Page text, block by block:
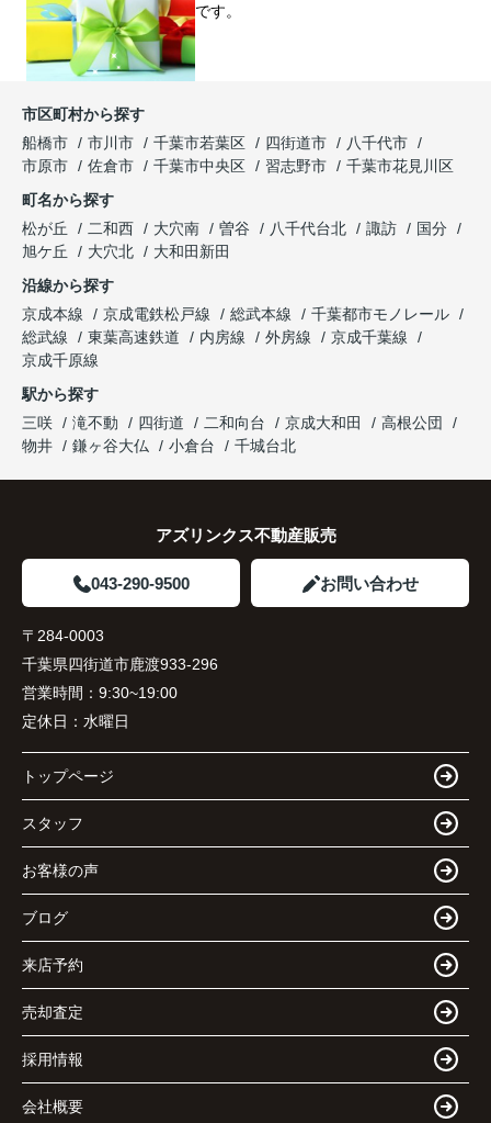
です。
市区町村から探す
船橋市
市川市 千葉市若葉区 四街道市
八千代市
市原市
佐倉市 千葉市中央区 習志野市
千葉市花見川区
町名から探す
松が丘
二和西 大穴南 曽谷 八千代台北 諏訪
国分
旭ケ丘
大穴北
大和田新田
沿線から探す
京成本線
京成電鉄松戸線 総武本線
千葉都市モノレール
総武線
東葉高速鉄道 内房線 外房線
京成千葉線
京成千原線
駅から探す
三咲
滝不動 四街道 二和向台 京成大和田
高根公団
物井
鎌ヶ谷大仏 小倉台 千城台北
アズリンクス不動産販売
043-290-9500 お問い合わせ
〒284-0003
千葉県四街道市鹿渡933-296
営業時間： 9:30~19:00
定休日： 水曜日
トップページ
スタッフ
お客様の声
ブログ
来店予約
売却査定
採用情報
会社概要